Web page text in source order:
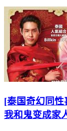
[泰国奇幻同
我和鬼变成家